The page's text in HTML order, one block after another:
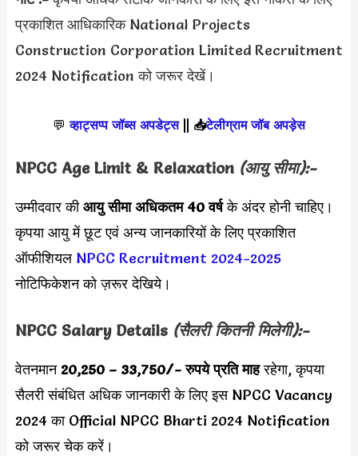
प्रकाशित आधिकारिक National Projects
Construction Corporation Limited Recruitment
2024 Notification को जरूर देखें।
💬 व्हाट्सप्प जॉब्स अपडेट्स|| 📥टेलीग्राम जॉब अपड़ेस
NPCC Age Limit & Relaxation (आयु सीमा):-
उम्मीदवार कीआयु सीमा अधिकतम 40 वर्षके अंदर होनी चाहिए।
कृपया आयु में छूट एवं अन्य जानकारियों के लिए प्रकाशित
ऑफीशियल NPCC Recruitment 2024-2025
नोटिफिकेशन को ज़रूर देखिये।
NPCC Salary Details (सैलरी कितनी मिलेगी):-
वेतनमान20,250 – 33,750/- रुपये प्रति माहरहेगा, कृपया
सैलरी संबंधित अधिक जानकारी के लिए इस NPCC Vacancy
2024 का Official NPCC Bharti 2024 Notification
को जरूर चेक करें।